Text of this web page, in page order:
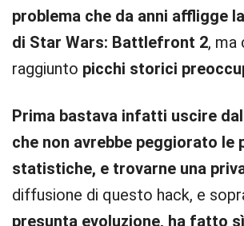
problema che da anni affligge
di Star Wars: Battlefront 2, ma
raggiunto picchi storici
Prima bastava infatti uscire
che non avrebbe peggiorato le
statistiche, e trovarne una
diffusione di questo hack, e
presunta evoluzione, ha fatto